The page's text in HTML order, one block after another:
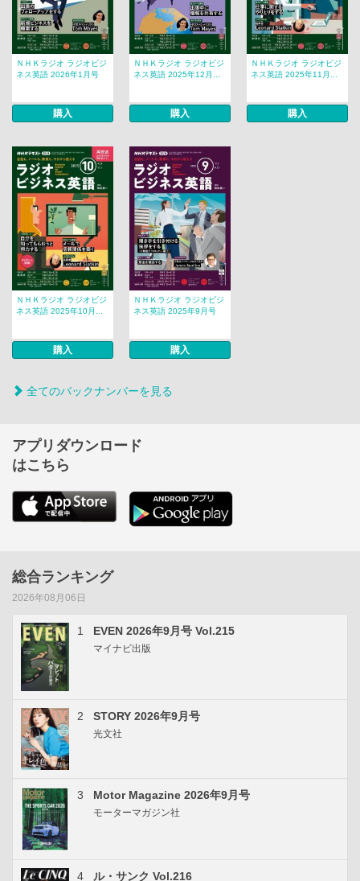
ＮＨＫラジオ ラジオビジ
ネス英語 2026年1月号
購入
ＮＨＫラジオ ラジオビジ
ネス英語 2025年12月...
購入
ＮＨＫラジオ ラジオビジ
ネス英語 2025年11月...
購入
ＮＨＫラジオ ラジオビジ
ネス英語 2025年10月...
購入
ＮＨＫラジオ ラジオビジ
ネス英語 2025年9月号
購入
全てのバックナンバーを見る
アプリダウンロード
はこちら
総合ランキング
2026年08月06日
1 EVEN 2026年9月号 Vol.215
マイナビ出版
2 STORY 2026年9月号
光文社
3 Motor Magazine 2026年9月号
モーターマガジン社
4 ル・サンク Vol.216